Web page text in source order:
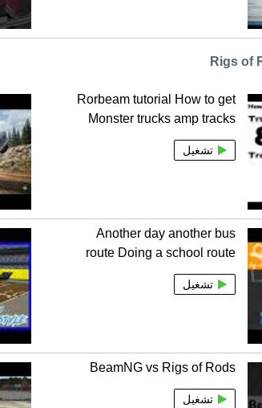
Rorbeam tutorial How to get
Monster trucks amp tracks
تشغيل
Another day another bus
route Doing a school route
تشغيل
BeamNG vs Rigs of Rods
تشغيل